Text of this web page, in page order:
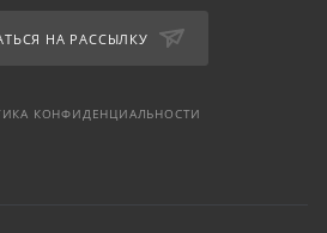
НА РАССЫЛКУ
КОНФИДЕНЦИАЛЬНОСТИ